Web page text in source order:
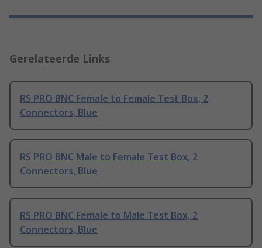
Gerelateerde Links
RS PRO BNC Female to Female Test Box, 2
Connectors, Blue
RS PRO BNC Male to Female Test Box, 2
Connectors, Blue
RS PRO BNC Female to Male Test Box, 2
Connectors, Blue